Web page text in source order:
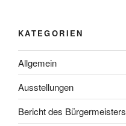
KATEGORIEN
Allgemein
Ausstellungen
Bericht des Bürgermeisters